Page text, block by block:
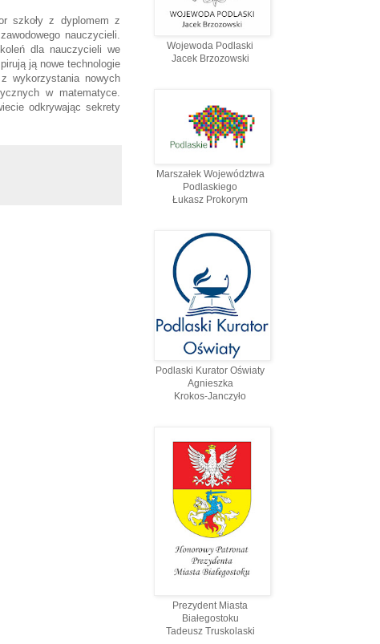
szkoły z dyplomem z
nauczycieli.
dla nauczycieli we
ją nowe technologie
wykorzystania nowych
w matematyce.
odkrywając sekrety
Wojewoda Podlaski
Jacek Brzozowski
Marszałek Województwa
Podlaskiego
Łukasz Prokorym
Podlaski Kurator Oświaty
Agnieszka
Krokos-Janczyło
Prezydent Miasta
Białegostoku
Tadeusz Truskolaski